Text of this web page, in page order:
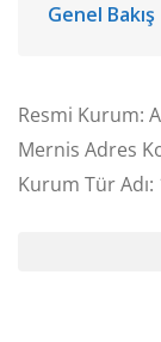
Genel Bakış
Resmi Kurum:
Mernis Adres
Kurum Tür Adı: